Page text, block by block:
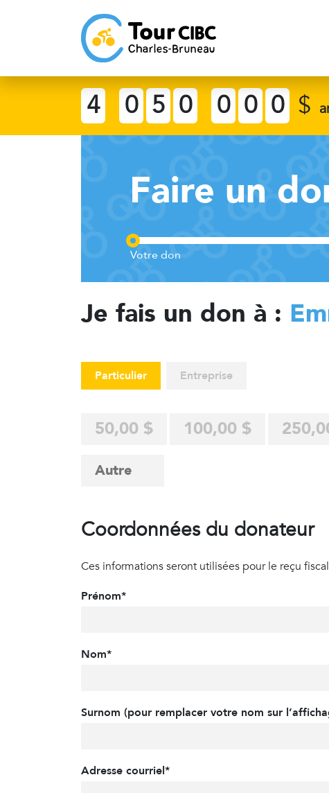
4 0 5 0 0 0 0 $
Faire un
Je fais un don à :
Particulier Entreprise
50,00 $ 100,00 $
Coordonnées du donateur
Ces informations seront utilisées pour le reçu fiscal
Prénom*
Nom*
Surnom (pour remplacer votre nom sur
Adresse courriel*